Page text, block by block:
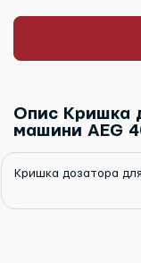
Опис Кришка
машини AEG
Кришка дозатора